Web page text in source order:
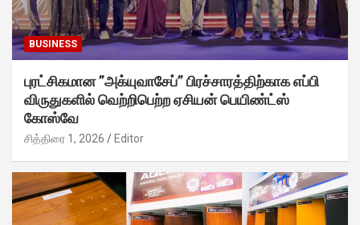
BUSINESS
புரட்சிகமான ”அக்யுவாசேப்” பிரச்சாரத்திற்காக எப்பி
விருதுகளில் வெற்றிபெற்ற ஏசியன் பெயிண்ட்ஸ்
கோஸ்வே
சித்திரை 1, 2026 Editor